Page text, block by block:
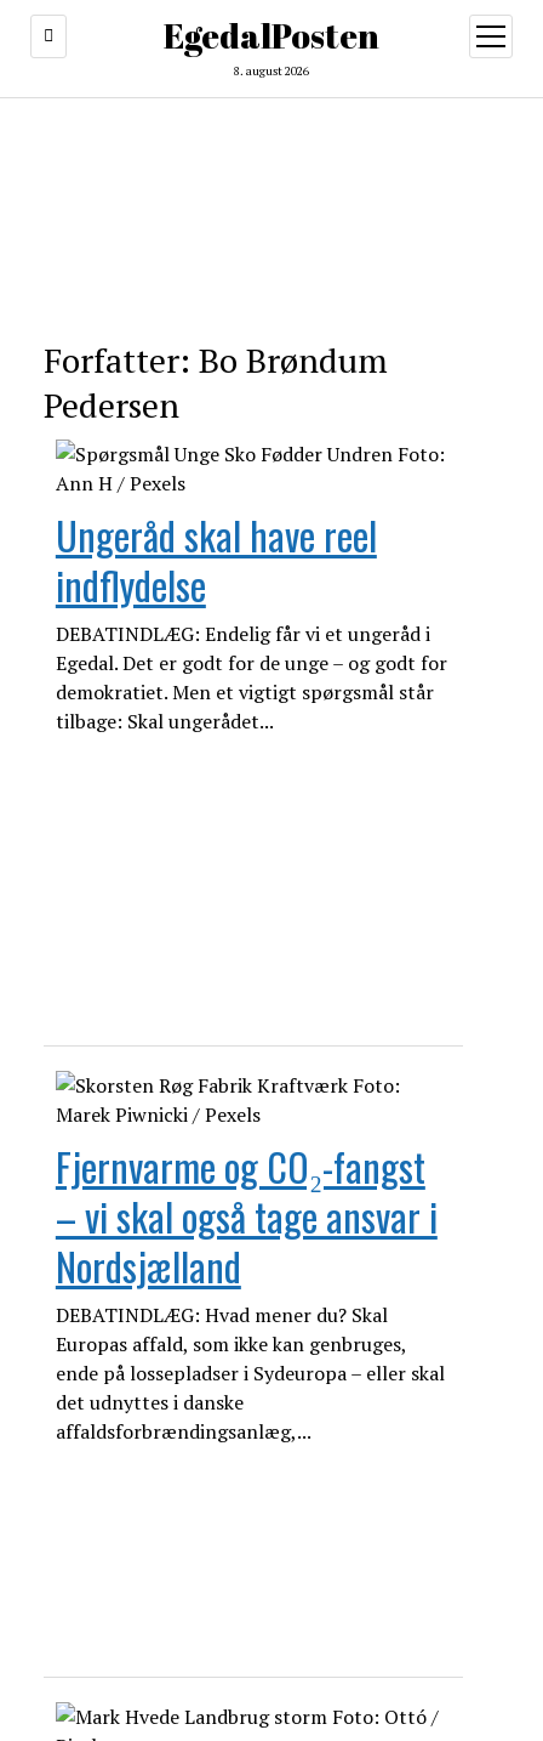
EgedalPosten
8. august 2026
open
menu
Forfatter: Bo Brøndum
Pedersen
Ungeråd skal have reel
indflydelse
DEBATINDLÆG: Endelig får vi et ungeråd i
Egedal. Det er godt for de unge – og godt for
demokratiet. Men et vigtigt spørgsmål står
tilbage: Skal ungerådet...
Fjernvarme og CO₂-fangst
– vi skal også tage ansvar i
Nordsjælland
DEBATINDLÆG: Hvad mener du? Skal
Europas affald, som ikke kan genbruges,
ende på lossepladser i Sydeuropa – eller skal
det udnyttes i danske
affaldsforbrændingsanlæg,...